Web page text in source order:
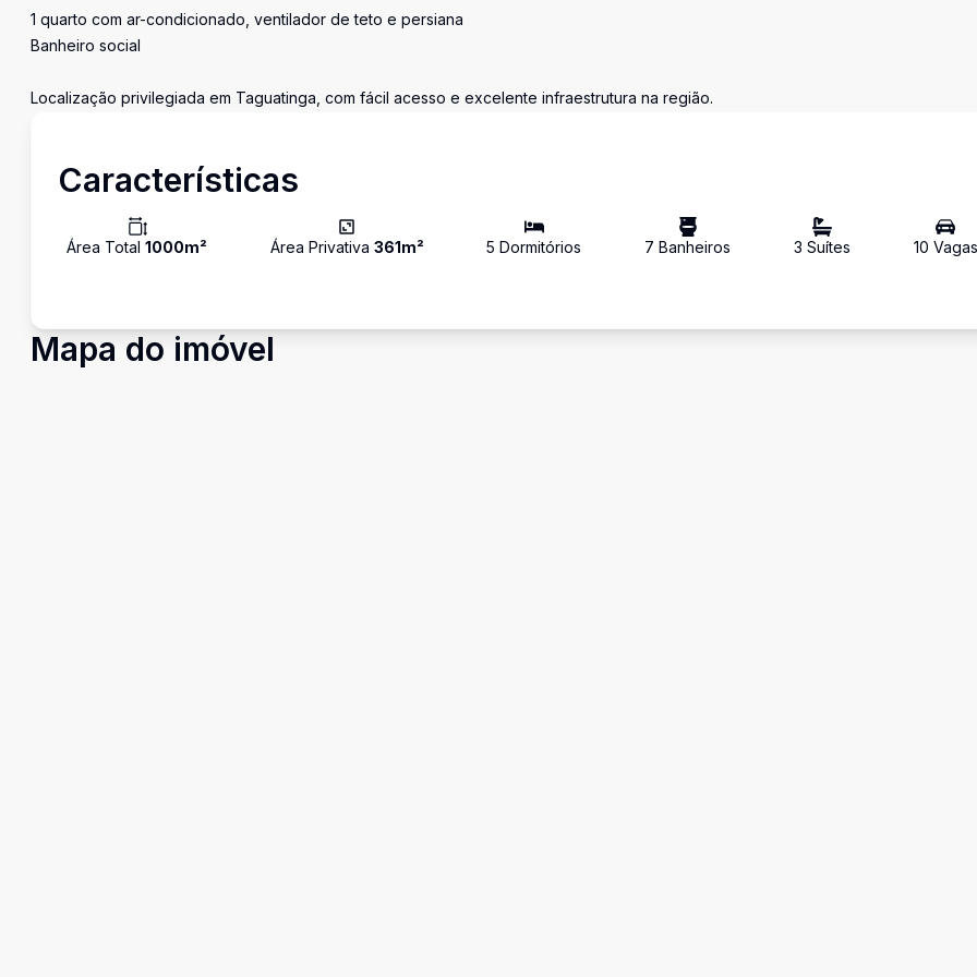
1 quarto com ar-condicionado, ventilador de teto e persiana
Banheiro social
Localização privilegiada em Taguatinga, com fácil acesso e excelente infraestrutura na região.
Características
Área Total 1000m² Área Privativa 361m² 5 Dormitórios 7 Banheiros 3 Suítes 10 Vagas
Mapa do imóvel